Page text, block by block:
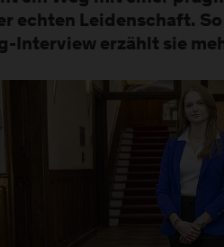
echten Leidenschaft.
Interview erzählt sie